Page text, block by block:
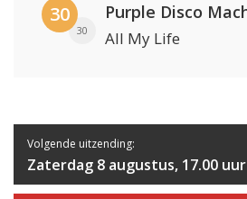
30
30 All My Life
Volgende uitzending:
Zaterdag 8 augustus, 17.00 uur